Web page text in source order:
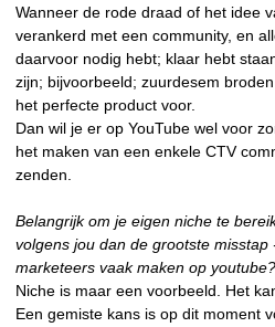
Wanneer de rode draad of het idee
verankerd met een community, en
daarvoor nodig hebt; klaar hebt
zijn; bijvoorbeeld; zuurdesem
het perfecte product voor.
Dan wil je er op YouTube wel voor
het maken van een enkele CTV
zenden.
Belangrijk om je eigen niche te
volgens jou dan de grootste misstap
marketeers vaak maken op youtube?
Niche is maar een voorbeeld. Het
Een gemiste kans is op dit moment